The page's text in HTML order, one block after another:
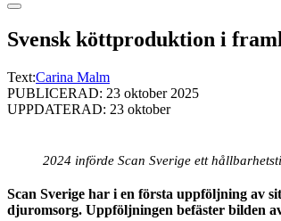
Svensk köttproduktion i
Text:Carina Malm
PUBLICERAD: 23 oktober 2025
UPPDATERAD: 23 oktober
2024 införde Scan Sverige ett
Scan Sverige har i en första uppföljning av
djuromsorg. Uppföljningen befäster bilden